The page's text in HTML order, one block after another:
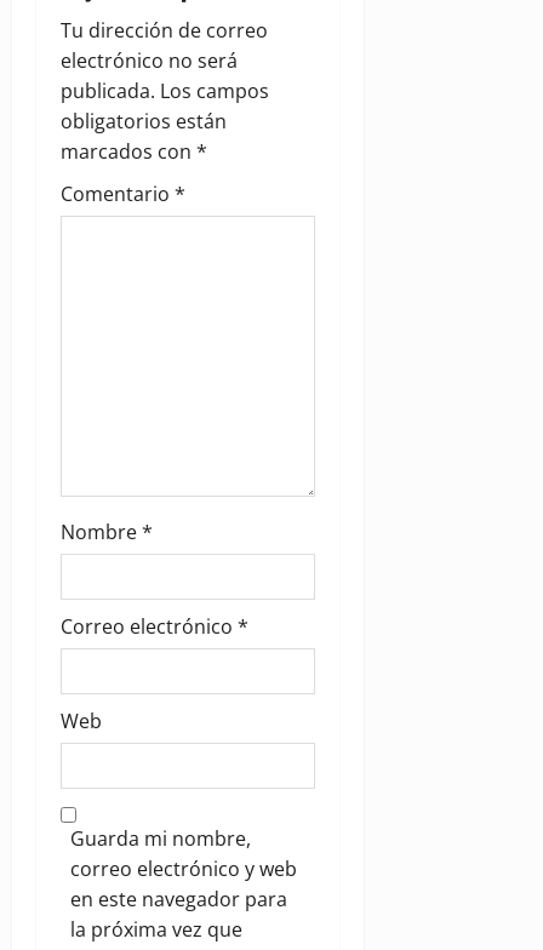
g
a
t
i
o
Tu dirección de correo
electrónico no será
publicada. Los campos
obligatorios están
marcados con *
Comentario *
Nombre*
Correo electrónico *
Web
Guarda mi nombre,
correo electrónico y web
en este navegador para
la próxima vez que